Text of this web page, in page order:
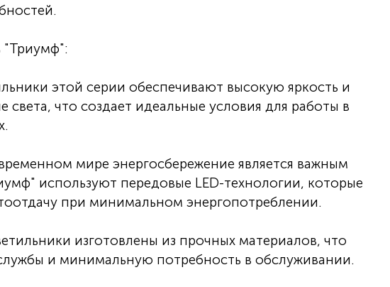
"Триумф":
этой серии обеспечивают высокую яркость и
света, что создает идеальные условия для работы в
мире энергосбережение является важным
используют передовые LED-технологии, которые
при минимальном энергопотреблении.
изготовлены из прочных материалов, что
и минимальную потребность в обслуживании.